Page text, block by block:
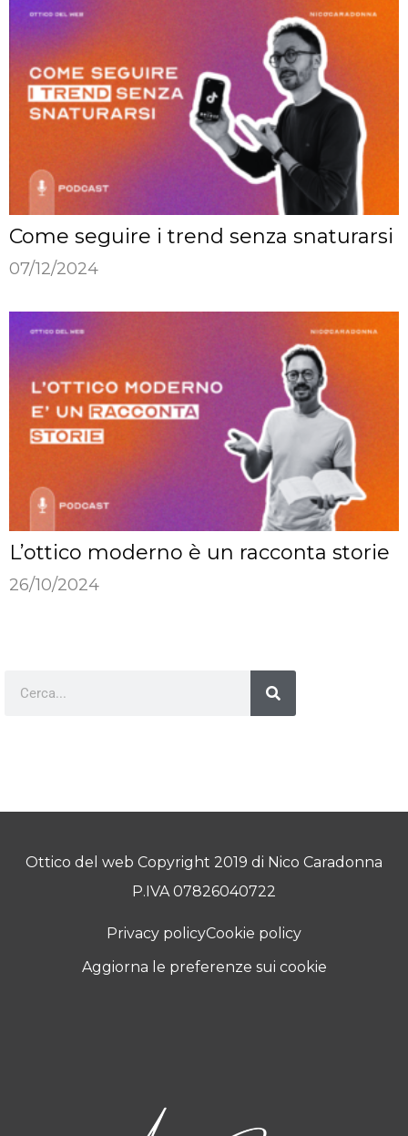
Come seguire i trend senza snaturarsi
07/12/2024
L’ottico moderno è un racconta storie
26/10/2024
Ottico del web Copyright 2019 di Nico Caradonna
P.IVA 07826040722
Privacy policyCookie policy
Aggiorna le preferenze sui cookie